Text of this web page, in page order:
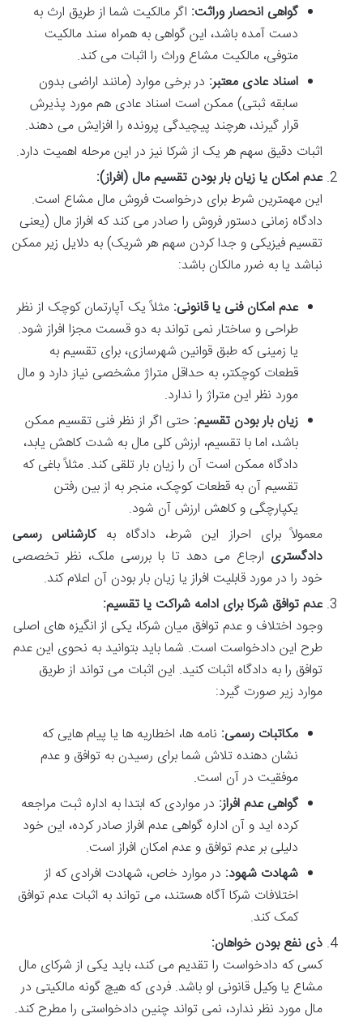
گواهی انحصار وراثت: اگر مالکیت شما از طریق ارث به
دست آمده باشد، این گواهی به همراه سند مالکیت
متوفی، مالکیت مشاع وراث را اثبات می کند.
اسناد عادی معتبر: در برخی موارد (مانند اراضی بدون
سابقه ثبتی) ممکن است اسناد عادی هم مورد پذیرش
قرار گیرند، هرچند پیچیدگی پرونده را افزایش می دهند.
اثبات دقیق سهم هر یک از شرکا نیز در این مرحله اهمیت دارد.
عدم امکان یا زیان بار بودن تقسیم مال (افراز):
این مهمترین شرط برای درخواست فروش مال مشاع است.
دادگاه زمانی دستور فروش را صادر می کند که افراز مال (یعنی
تقسیم فیزیکی و جدا کردن سهم هر شریک) به دلایل زیر ممکن
نباشد یا به ضرر مالکان باشد:
عدم امکان فنی یا قانونی: مثلاً یک آپارتمان کوچک از نظر
طراحی و ساختار نمی تواند به دو قسمت مجزا افراز شود.
یا زمینی که طبق قوانین شهرسازی، برای تقسیم به
قطعات کوچکتر، به حداقل متراژ مشخصی نیاز دارد و مال
مورد نظر این متراژ را ندارد.
زیان بار بودن تقسیم: حتی اگر از نظر فنی تقسیم ممکن
باشد، اما با تقسیم، ارزش کلی مال به شدت کاهش یابد،
دادگاه ممکن است آن را زیان بار تلقی کند. مثلاً باغی که
تقسیم آن به قطعات کوچک، منجر به از بین رفتن
یکپارچگی و کاهش ارزش آن شود.
معمولاً برای احراز این شرط، دادگاه بهکارشناس رسمی
دادگستری ارجاع می دهد تا با بررسی ملک، نظر تخصصی
خود را در مورد قابلیت افراز یا زیان بار بودن آن اعلام کند.
عدم توافق شرکا برای ادامه شراکت یا تقسیم:
وجود اختلاف و عدم توافق میان شرکا، یکی از انگیزه های اصلی
طرح این دادخواست است. شما باید بتوانید به نحوی این عدم
توافق را به دادگاه اثبات کنید. این اثبات می تواند از طریق
موارد زیر صورت گیرد:
مکاتبات رسمی: نامه ها، اخطاریه ها یا پیام هایی که
نشان دهنده تلاش شما برای رسیدن به توافق و عدم
موفقیت در آن است.
گواهی عدم افراز: در مواردی که ابتدا به اداره ثبت مراجعه
کرده اید و آن اداره گواهی عدم افراز صادر کرده، این خود
دلیلی بر عدم توافق و عدم امکان افراز است.
شهادت شهود: در موارد خاص، شهادت افرادی که از
اختلافات شرکا آگاه هستند، می تواند به اثبات عدم توافق
کمک کند.
ذی نفع بودن خواهان:
کسی که دادخواست را تقدیم می کند، باید یکی از شرکای مال
مشاع یا وکیل قانونی او باشد. فردی که هیچ گونه مالکیتی در
مال مورد نظر ندارد، نمی تواند چنین دادخواستی را مطرح کند.